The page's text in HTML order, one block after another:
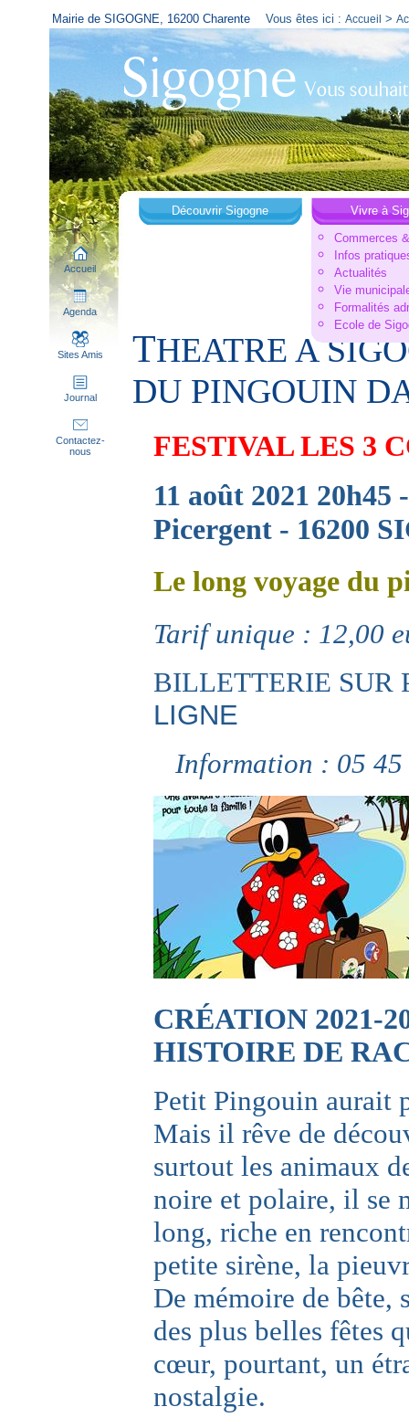
Mairie de SIGOGNE, 16200 Charente Vous êtes ici : Accueil >
Accueil
Agenda
Sites Amis
Journal
Contactez-
nous
Découvrir Sigogne
Vivre à
Commerces
Infos
Actualités
Vie
Formalités
Ecole de
THEATRE A
DU PINGOUIN
FESTIVAL LES 3
11 août 2021
Picergent - 16200
Le long voyage du
Tarif unique : 12,00
BILLETTERIE SUR
LIGNE
Information : 05 45
CRÉATION 2021-
HISTOIRE DE
Petit Pingouin aurait
Mais il rêve de
surtout les animaux
noire et polaire, il se
long, riche en
petite sirène, la
De mémoire de bête,
des plus belles fêtes
cœur, pourtant, un
nostalgie.